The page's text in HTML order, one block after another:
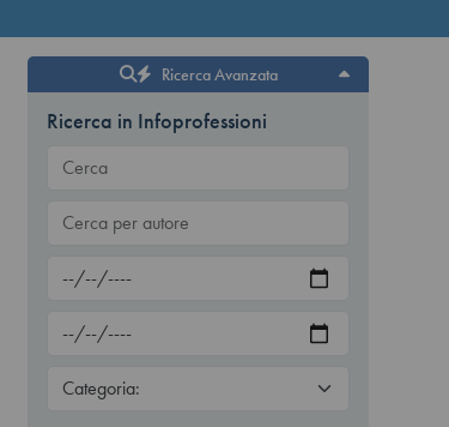
Ricerca Avanzata
Ricerca in Infoprofessioni